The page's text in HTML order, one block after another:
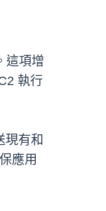
這項增
執行
現有和
應用